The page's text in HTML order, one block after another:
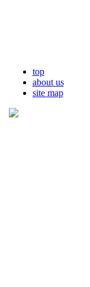
top
about us
site map